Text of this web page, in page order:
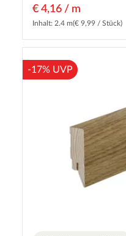
€ 4,16 / m
Inhalt: 2.4 m(€ 9,99 / Stück)
-17% UVP